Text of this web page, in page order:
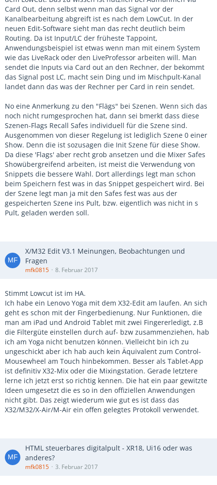
Card Out, denn selbst wenn man das Signal vor der
Kanalbearbeitung abgreift ist es nach dem LowCut. In der
neuen Edit-Software sieht man das recht deutlich beim
Routing. Da ist Input/LC der früheste Tappoint,
Anwendungsbeispiel ist etwas wenn man mit einem System
wie das LiveRack oder den LiveProfessor arbeiten will. Man
sendet die Inputs via Card out an den Rechner, der bekommt
das Signal post LC, macht sein Ding und im Mischpult-Kanal
landet dann das was der Rechner per Card in rein sendet.
No eine Anmerkung zu den "Flägs" bei Szenen. Wenn sich das
noch nicht rumgesprochen hat, dann sei bmerkt dass diese
Szenen-Flags Recall Safes individuell für die Szene sind.
Ausgenommen von dieser Regelung ist lediglich Szene 0 einer
Show. Denn die ist sozusagen die Init Szene für diese Show.
Da diese 'Flags' aber recht grob ansetzen und die Mixer Safes
Showübergreifend arbeiten, ist meist die Verwendung von
Snippets die bessere Wahl. Dort allerdings legt man schon
beim Speichern fest was in das Snippet gespeichert wird. Bei
der Szene legt man ja mit den Safes fest was aus der
gespeicherten Szene ins Pult, bzw. eigentlich was nicht in s
Pult, geladen werden soll.
X/M32 Edit V3.1 Meinungen, Beobachtungen und
Fragen
mfk0815 8. Februar 2017
Stimmt Lowcut ist im HA.
Ich habe ein Lenovo Yoga mit dem X32-Edit am laufen. An sich
geht es schon mit der Fingerbedienung. Nur Funktionen, die
man am iPad und Android Tablet mit zwei Fingererledigt, z.B
die Filtergüte einstellen durch auf- bzw zusammenziehen, hab
ich am Yoga nicht benutzen können. Vielleicht bin ich zu
ungeschickt aber ich hab auch kein Äquivalent zum Control-
Mousewheel am Touch hinbekommen. Besser als Tablet-App
ist definitiv X32-Mix oder die Mixingstation. Gerade letztere
lerne ich jetzt erst so richtig kennen. Die hat ein paar gewitzte
Ideen umgesetzt die es so in den offiziellen Anwendungen
nicht gibt. Das zeigt wiederum wie gut es ist dass das
X32/M32/X-Air/M-Air ein offen gelegtes Protokoll verwendet.
HTML steuerbares digitalpult - XR18, Ui16 oder was
anderes?
mfk0815 3. Februar 2017